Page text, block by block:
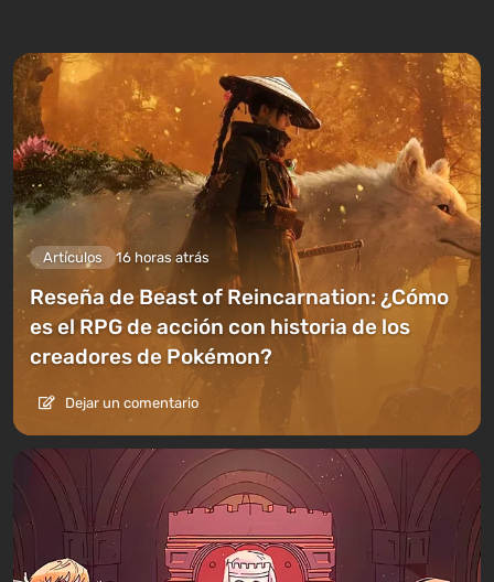
Artículos 16 horas atrás
Reseña de Beast of Reincarnation: ¿Cómo
es el RPG de acción con historia de los
creadores de Pokémon?
Dejar un comentario